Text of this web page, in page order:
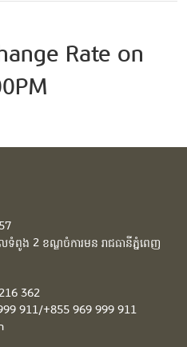
Rate on
ទំពូង 2 ខណ្ឌចំការមន រាជធានីភ្នំពេញ
362
911/+855 969 999 911